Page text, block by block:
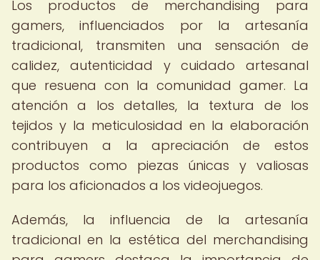
Los productos de merchandising para
gamers, influenciados por la artesanía
tradicional, transmiten una sensación de
calidez, autenticidad y cuidado artesanal
que resuena con la comunidad gamer. La
atención a los detalles, la textura de los
tejidos y la meticulosidad en la elaboración
contribuyen a la apreciación de estos
productos como piezas únicas y valiosas
para los aficionados a los videojuegos.
Además, la influencia de la artesanía
tradicional en la estética del merchandising